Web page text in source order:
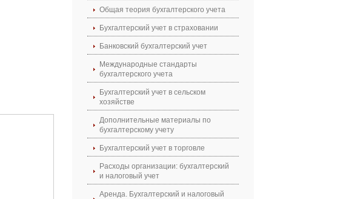
Общая теория бухгалтерского учета
Бухгалтерский учет в страховании
Банковский бухгалтерский учет
Международные стандарты
бухгалтерского учета
Бухгалтерский учет в сельском
хозяйстве
Дополнительные материалы по
бухгалтерскому учету
Бухгалтерский учет в торговле
Расходы организации: бухгалтерский
и налоговый учет
Аренда. Бухгалтерский и налоговый